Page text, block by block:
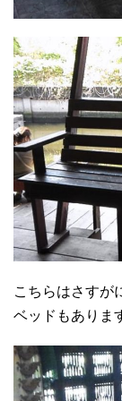
こちらはさすが
ベッドもありま